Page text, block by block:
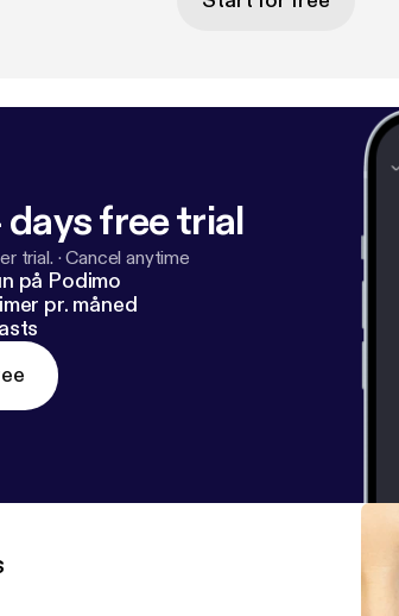
free trial
trial. ·Cancel anytime
på Podimo
pr. måned